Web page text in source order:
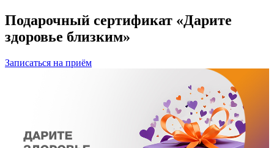
Подарочный сертификат «Дарите
здоровье близким»
Записаться на приём